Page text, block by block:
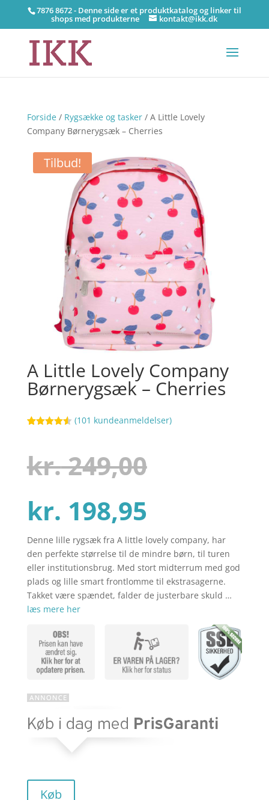
7876 8672 - Denne side er et produktkatalog og linker til
shops med produkterne kontakt@ikk.dk
Forside/ Rygsække og tasker/ A Little Lovely
Company Børnerygsæk – Cherries
Tilbud!
A Little Lovely Company
Børnerygsæk – Cherries
baseret
på
kundebedø
(101 kundeanmeldelser)
kr.249,00
pris
var:
kr.
kr. 198,95
aktuelle
pris
er:
kr.
Denne lille rygsæk fra A little lovely company, har
den perfekte størrelse til de mindre børn, til turen
eller institutionsbrug. Med stort midterrum med god
plads og lille smart frontlomme til ekstrasagerne.
Takket være spændet, falder de justerbare skuld …
læs mere her
Køb